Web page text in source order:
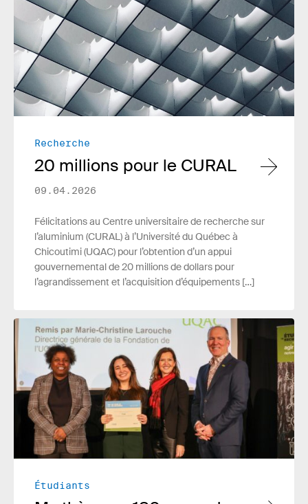
Recherche
20 millions pour le CURAL
09.04.2026
Félicitations au Centre universitaire de recherche sur
l’aluminium (CURAL) à l’Université du Québec à
Chicoutimi (UQAC) pour l’obtention d’un appui
gouvernemental de 20 millions de dollars pour
l’agrandissement et l’acquisition d’équipements […]
Lire plus
Étudiants